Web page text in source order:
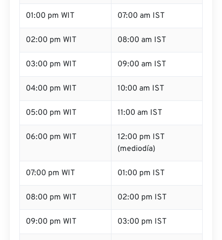
01:00 pm WIT 07:00 am IST
02:00 pm WIT 08:00 am IST
03:00 pm WIT 09:00 am IST
04:00 pm WIT 10:00 am IST
05:00 pm WIT 11:00 am IST
06:00 pm WIT
12:00 pm IST
(mediodía)
07:00 pm WIT 01:00 pm IST
08:00 pm WIT 02:00 pm IST
09:00 pm WIT 03:00 pm IST